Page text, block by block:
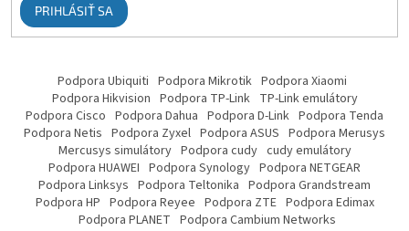
PRIHLÁSIŤ SA
Podpora Ubiquiti Podpora Mikrotik Podpora Xiaomi
Podpora Hikvision Podpora TP-Link TP-Link emulátory
Podpora Cisco Podpora Dahua Podpora D-Link Podpora Tenda
Podpora Netis Podpora Zyxel Podpora ASUS Podpora Merusys
Mercusys simulátory Podpora cudy cudy emulátory
Podpora HUAWEI Podpora Synology Podpora NETGEAR
Podpora Linksys Podpora Teltonika Podpora Grandstream
Podpora HP Podpora Reyee Podpora ZTE Podpora Edimax
Podpora PLANET Podpora Cambium Networks